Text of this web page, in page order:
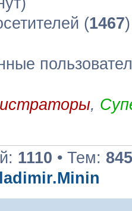
(1467
,
1110 • Тем: 845